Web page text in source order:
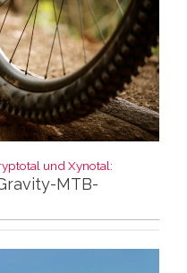
und Xynotal:
MTB-